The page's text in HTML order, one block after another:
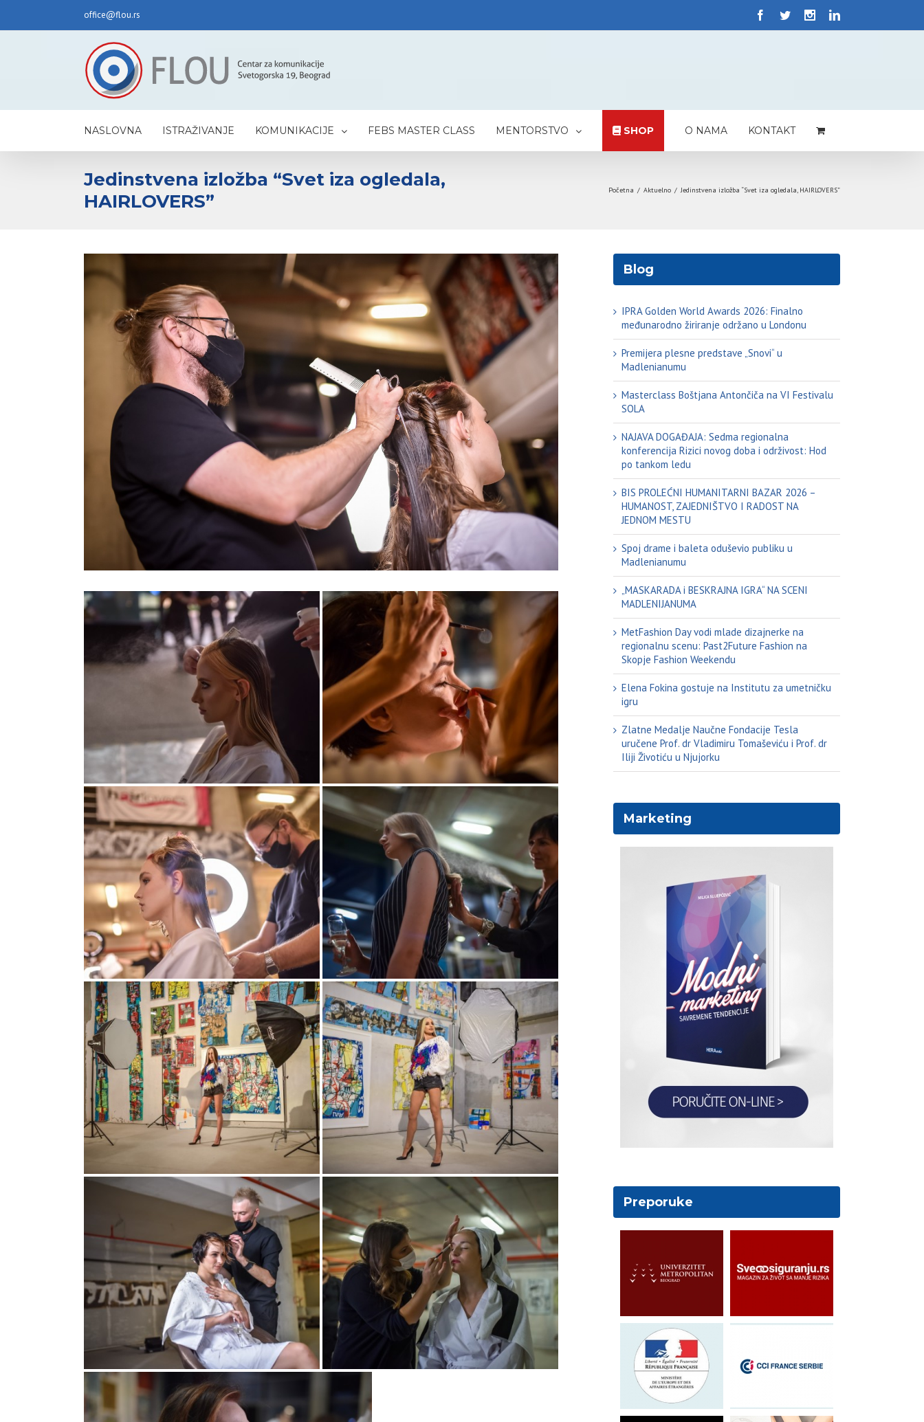
office@flou.rs
NASLOVNA ISTRAŽIVANJE KOMUNIKACIJE FEBS MASTER CLASS MENTORSTVO SHOP O NAMA KONTAKT
Jedinstvena izložba “Svet iza ogledala,
HAIRLOVERS”
Početna / Aktuelno / Jedinstvena izložba “Svet iza ogledala, HAIRLOVERS”
Blog
IPRA Golden World Awards 2026: Finalno
međunarodno žiriranje održano u Londonu
Premijera plesne predstave „Snovi“ u
Madlenianumu
Masterclass Boštjana Antončiča na VI Festivalu
SOLA
NAJAVA DOGAĐAJA: Sedma regionalna
konferencija Rizici novog doba i održivost: Hod
po tankom ledu
BIS PROLEĆNI HUMANITARNI BAZAR 2026 –
HUMANOST, ZAJEDNIŠTVO I RADOST NA
JEDNOM MESTU
Spoj drame i baleta oduševio publiku u
Madlenianumu
„MASKARADA i BESKRAJNA IGRA“ NA SCENI
MADLENIJANUMA
MetFashion Day vodi mlade dizajnerke na
regionalnu scenu: Past2Future Fashion na
Skopje Fashion Weekendu
Elena Fokina gostuje na Institutu za umetničku
igru
Zlatne Medalje Naučne Fondacije Tesla
uručene Prof. dr Vladimiru Tomaševiću i Prof. dr
Iliji Životiću u Njujorku
Marketing
Preporuke